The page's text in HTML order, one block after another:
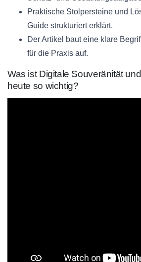
Praktische Stolpersteine und
Guide strukturiert erklärt.
Der Artikel baut eine klare
für die Praxis auf.
Was ist Digitale Souveränität
heute so wichtig?